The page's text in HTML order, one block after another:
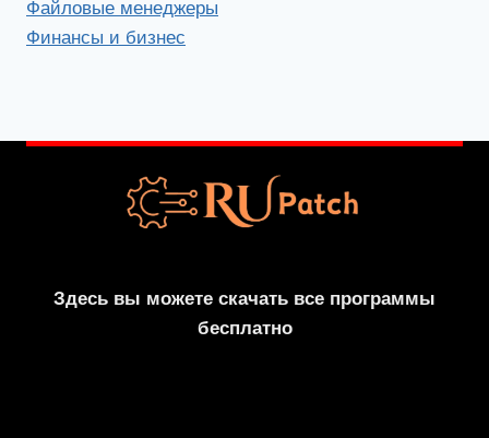
Файловые менеджеры
Финансы и бизнес
Здесь вы можете скачать все программы
бесплатно